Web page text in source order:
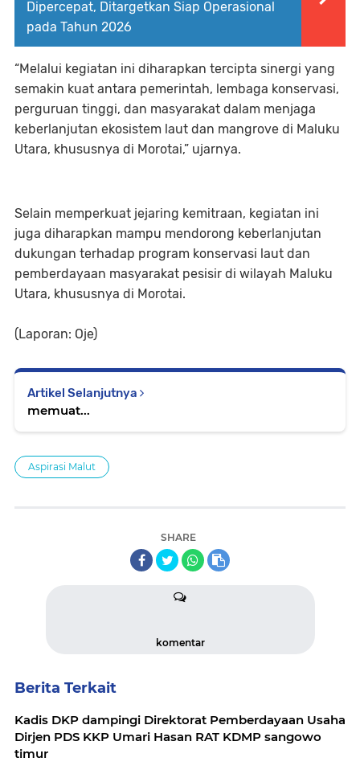
Dipercepat, Ditargetkan Siap Operasional
pada Tahun 2026
“Melalui kegiatan ini diharapkan tercipta sinergi yang
semakin kuat antara pemerintah, lembaga konservasi,
perguruan tinggi, dan masyarakat dalam menjaga
keberlanjutan ekosistem laut dan mangrove di Maluku
Utara, khususnya di Morotai,” ujarnya.
Selain memperkuat jejaring kemitraan, kegiatan ini
juga diharapkan mampu mendorong keberlanjutan
dukungan terhadap program konservasi laut dan
pemberdayaan masyarakat pesisir di wilayah Maluku
Utara, khususnya di Morotai.
(Laporan: Oje)
Artikel Selanjutnya
memuat...
Aspirasi Malut
SHARE
komentar
Berita Terkait
Kadis DKP dampingi Direktorat Pemberdayaan Usaha
Dirjen PDS KKP Umari Hasan RAT KDMP sangowo
timur